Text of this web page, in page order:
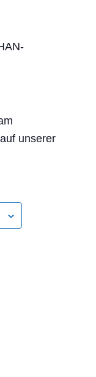
unserer